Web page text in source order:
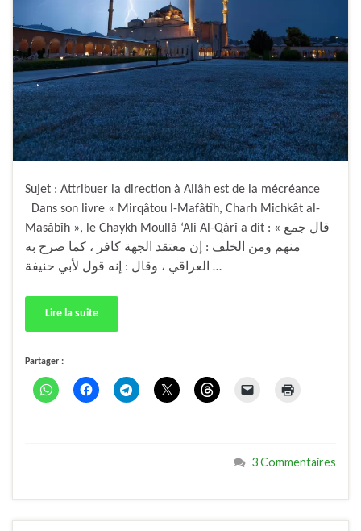
Sujet : Attribuer la direction à Allâh est de la mécréance
Dans son livre « Mirqâtou l-Mafâtîh, Charh Michkât al-
Masâbîh », le Chaykh Moullâ ‘Ali Al-Qârî a dit : « قال جمع
منهم ومن الخلف : إن معتقد الجهة كافر ، كما صرح به
العراقي ، وقال : إنه قول لأبي حنيفة …
Lire la suite
Partager :
3 Commentaires